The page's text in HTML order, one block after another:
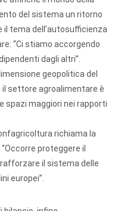
del sistema un ritorno
il tema dell’autosufficienza
“Ci stiamo accorgendo
dagli altri”.
geopolitica del
il settore agroalimentare è
spazi maggiori nei rapporti
richiama la
proteggere il
il sistema delle
europei”.